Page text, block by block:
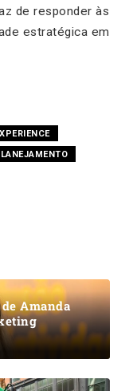
de responder às
estratégica em
Amanda